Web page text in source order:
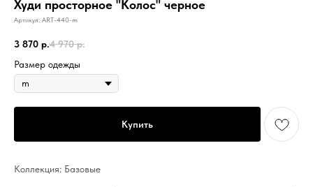
Худи просторное "Колос" черное
Артикул: ART-440-m
3 870 р.4 970 р.
Размер одежды
Купить
Коллекция: Базовые